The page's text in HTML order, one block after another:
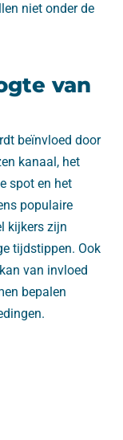
niet onder de
van
beïnvloed door
kanaal, het
spot en het
populaire
kijkers zijn
tijdstippen. Ook
van invloed
bepalen